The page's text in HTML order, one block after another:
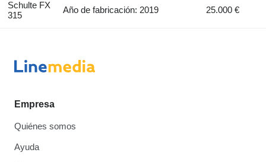
Schulte FX
315
Año de fabricación: 2019 25.000 €
Empresa
Quiénes somos
Ayuda